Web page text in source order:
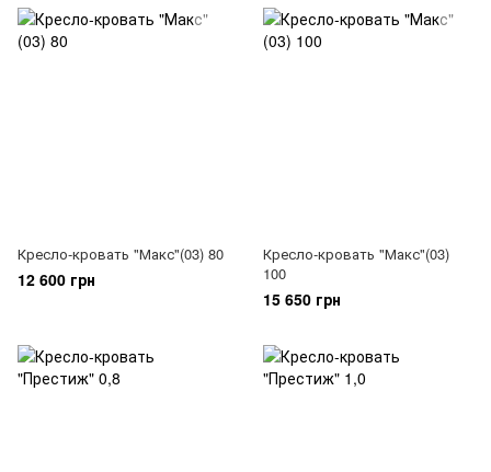
Кресло-кровать "Макс"(03) 80
12 600 грн
Кресло-кровать "Макс"(03)
100
15 650 грн